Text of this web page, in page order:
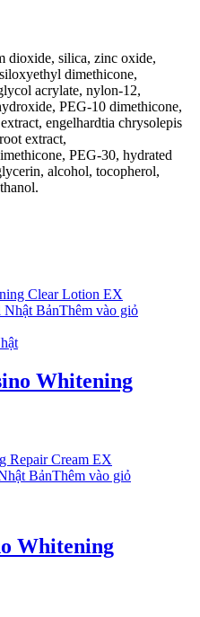
dioxide, silica, zinc oxide,
dimethicone,
acrylate, nylon-12,
PEG-10 dimethicone,
engelhardtia chrysolepis
extract,
PEG-30, hydrated
alcohol, tocopherol,
Thêm vào giỏ
Whitening
Thêm vào giỏ
Whitening